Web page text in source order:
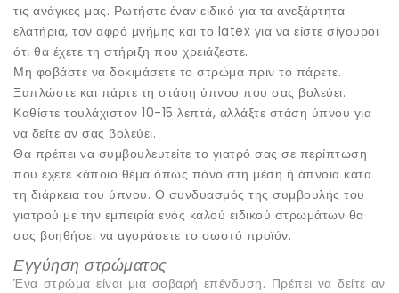
τις ανάγκες μας. Ρωτήστε έναν ειδικό για τα ανεξάρτητα
ελατήρια, τον αφρό μνήμης και το latex για να είστε σίγουροι
ότι θα έχετε τη στήριξη που χρειάζεστε.
Μη φοβάστε να δοκιμάσετε το στρώμα πριν το πάρετε.
Ξαπλώστε και πάρτε τη στάση ύπνου που σας βολεύει.
Καθίστε τουλάχιστον 10-15 λεπτά, αλλάξτε στάση ύπνου για
να δείτε αν σας βολεύει.
Θα πρέπει να συμβουλευτείτε το γιατρό σας σε περίπτωση
που έχετε κάποιο θέμα όπως πόνο στη μέση ή άπνοια κατα
τη διάρκεια του ύπνου. Ο συνδυασμός της συμβουλής του
γιατρού με την εμπειρία ενός καλού ειδικού στρωμάτων θα
σας βοηθήσει να αγοράσετε το σωστό προϊόν.
Εγγύηση στρώματος
Ένα στρώμα είναι μια σοβαρή επένδυση. Πρέπει να δείτε αν